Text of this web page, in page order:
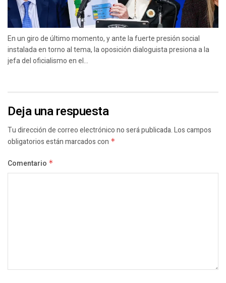
En un giro de último momento, y ante la fuerte presión social
instalada en torno al tema, la oposición dialoguista presiona a la
jefa del oficialismo en el...
Deja una respuesta
Tu dirección de correo electrónico no será publicada.Los campos
obligatorios están marcados con *
Comentario *